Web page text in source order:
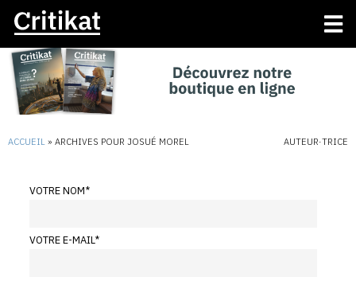
ACCUEIL » ARCHIVES POUR JOSUÉ MOREL AUTEUR·TRICE
VOTRE NOM*
VOTRE E-MAIL*